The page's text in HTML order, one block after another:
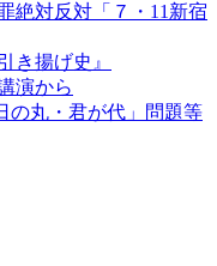
絶対反対「７・11新宿
き揚げ史』
演から
の丸・君が代」問題等